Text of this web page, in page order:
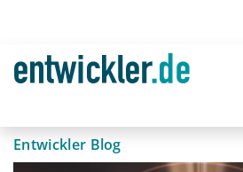
Entwickler Blog